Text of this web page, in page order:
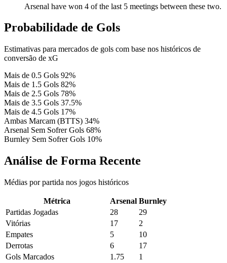
Arsenal have won 4 of the last 5 meetings between these two.
Probabilidade de Gols
Estimativas para mercados de gols com base nos históricos de
conversão de xG
Mais de 0.5 Gols 92%
Mais de 1.5 Gols 82%
Mais de 2.5 Gols 78%
Mais de 3.5 Gols 37.5%
Mais de 4.5 Gols 17%
Ambas Marcam (BTTS) 34%
Arsenal Sem Sofrer Gols 68%
Burnley Sem Sofrer Gols 10%
Análise de Forma Recente
Médias por partida nos jogos históricos
Métrica Arsenal Burnley
Partidas Jogadas
28
29
Vitórias
17
2
Empates
5
10
Derrotas
6
17
Gols Marcados
1.75
1